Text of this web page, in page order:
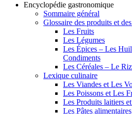
Encyclopédie gastronomique
Sommaire général
Glossaire des produits et
Les Fruits
Les Légumes
Les Épices – Les
Condiments
Les Céréales – Le
Lexique culinaire
Les Viandes et Les
Les Poissons et Les
Les Produits laitiers
Les Pâtes alimentaires